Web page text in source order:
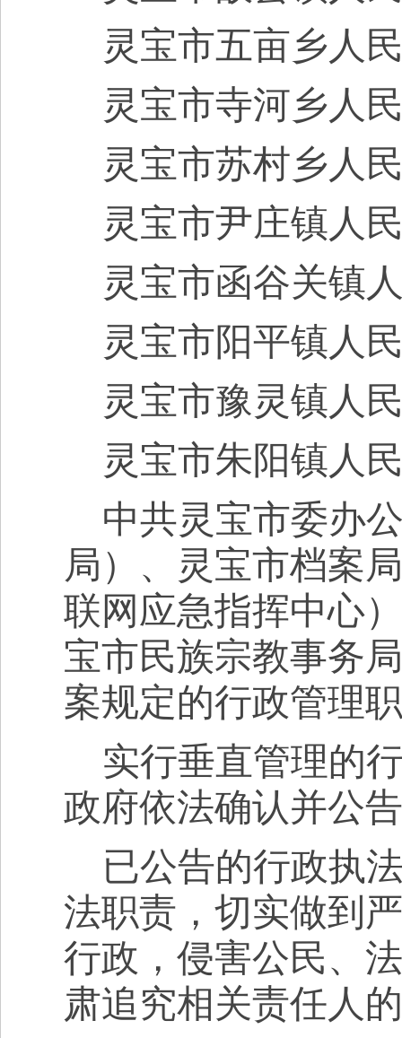
灵宝市五亩乡人
灵宝市寺河乡人
灵宝市苏村乡人
灵宝市尹庄镇人
灵宝市函谷关镇
灵宝市阳平镇人
灵宝市豫灵镇人
灵宝市朱阳镇人
中共灵宝市委办
局）、 灵宝市档案局
联网应急指挥中心
宝市民族宗教事务局
案规定的行政管理
实行垂直管理的
政府依法确认并公
已公告的行政执
法职责，切实做到
行政，侵害公民、
肃追究相关责任人